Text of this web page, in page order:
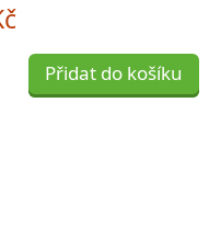
Přidat do košíku